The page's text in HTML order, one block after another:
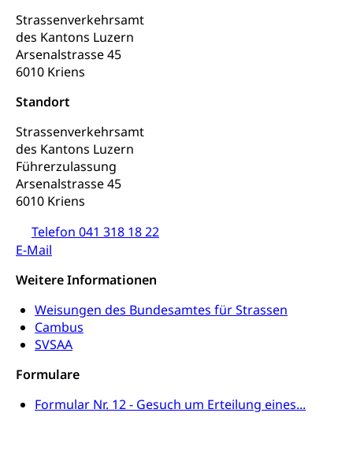
Strassenverkehrsamt
des Kantons Luzern
Arsenalstrasse 45
6010 Kriens
Standort
Strassenverkehrsamt
des Kantons Luzern
Führerzulassung
Arsenalstrasse 45
6010 Kriens
Telefon 041 318 18 22
E-Mail
Weitere Informationen
Weisungen des Bundesamtes für Strassen
Cambus
SVSAA
Formulare
Formular Nr. 12 - Gesuch um Erteilung eines...
Staatsarchiv Luzern
Zentral- und Hochschulbibliothek
Kulturelle Einrichtungen
Museen, Theater, Bibliotheken
Kulturförderung
Kulturpolitik, Sprachförderung, Denkmalpflege,
kulturelles Angebot, Kulturerbe, kulturelles Erbe,
Nachwuchsförderung, Vermittlung, Selektive
Förderung, Kulturausschreibungen, Kulturpreis,
Werkbeitrag, Produktionsbeitrag, Recherche,
Bildende Kunst, Angewandte Kunst, Theater/Tanz,
Musik, Entwicklung, Programmbeiträge,
Werkankäufe, Kunstankäufe, Kunst und Bau, Schule
und Kultur, Kulturgesuche, Kulturvermittlung
Kulturförderung und Vermittlung
Angebote für Schulklassen
Zentralschweizer Filmförderung
Mobilität
Schiene und öffentlicher Verkehr
Schienenverkehr, Zugverkehr, Bahnverkehr,